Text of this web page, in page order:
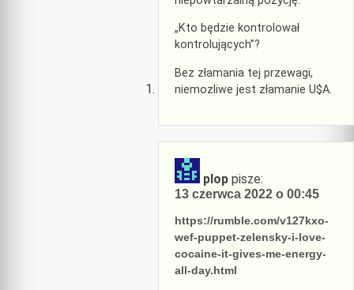
„Kto będzie kontrolował
kontrolujących”?
Bez złamania tej przewagi,
niemozliwe jest złamanie U$A.
plop pisze:
13 czerwca 2022 o 00:45
https://rumble.com/v127kxo-
wef-puppet-zelensky-i-love-
cocaine-it-gives-me-energy-
all-day.html